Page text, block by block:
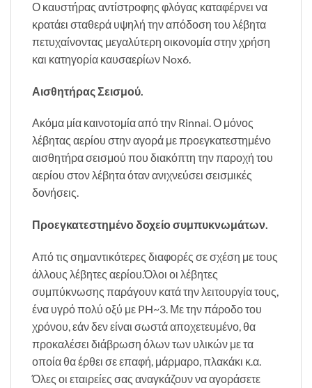
Ο καυστήρας αντίστροφης φλόγας καταφέρνει να
κρατάει σταθερά υψηλή την απόδοση του λέβητα
πετυχαίνοντας μεγαλύτερη οικονομία στην χρήση
και κατηγορία καυσαερίων Nox6.
Αισθητήρας Σεισμού.
Ακόμα μία καινοτομία από την Rinnai. Ο μόνος
λέβητας αερίου στην αγορά με προεγκατεστημένο
αισθητήρα σεισμού που διακόπτη την παροχή του
αερίου στον λέβητα όταν ανιχνεύσει σεισμικές
δονήσεις.
Προεγκατεστημένο δοχείο συμπυκνωμάτων.
Από τις σημαντικότερες διαφορές σε σχέση με τους
άλλους λέβητες αερίου.Όλοι οι λέβητες
συμπύκνωσης παράγουν κατά την λειτουργία τους,
ένα υγρό πολύ οξύ με PH~3. Με την πάροδο του
χρόνου, εάν δεν είναι σωστά αποχετευμένο, θα
προκαλέσει διάβρωση όλων των υλικών με τα
οποία θα έρθει σε επαφή, μάρμαρο, πλακάκι κ.α.
Όλες οι εταιρείες σας αναγκάζουν να αγοράσετε